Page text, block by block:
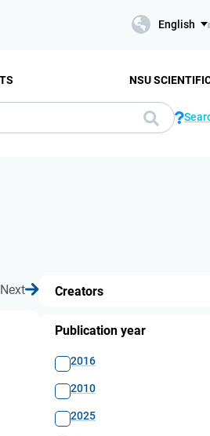
English
NSU
Next Creators
Publication year
2016
2010
2025